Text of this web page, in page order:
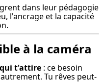
dans leur pédagogie
l'ancrage et la capacité
à la caméra
t'attire : ce besoin
Tu rêves peut-